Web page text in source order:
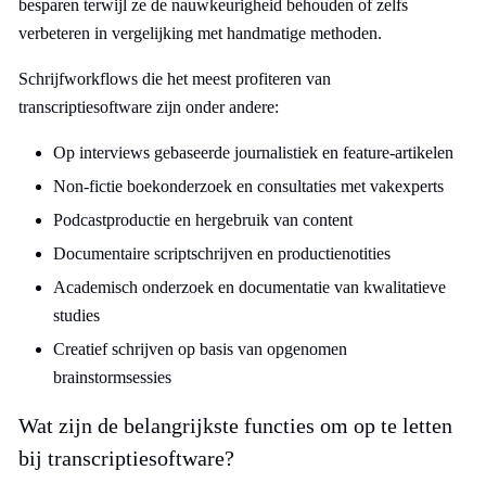
besparen terwijl ze de nauwkeurigheid behouden of zelfs
verbeteren in vergelijking met handmatige methoden.
Schrijfworkflows die het meest profiteren van
transcriptiesoftware zijn onder andere:
Op interviews gebaseerde journalistiek en feature-artikelen
Non-fictie boekonderzoek en consultaties met vakexperts
Podcastproductie en hergebruik van content
Documentaire scriptschrijven en productienotities
Academisch onderzoek en documentatie van kwalitatieve
studies
Creatief schrijven op basis van opgenomen
brainstormsessies
Wat zijn de belangrijkste functies om op te letten
bij transcriptiesoftware?